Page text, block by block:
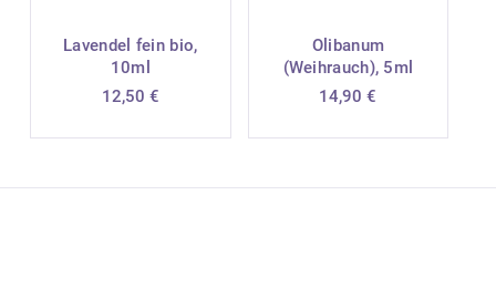
Lavendel fein bio,
10ml
12,50 €
Olibanum
(Weihrauch), 5ml
14,90€